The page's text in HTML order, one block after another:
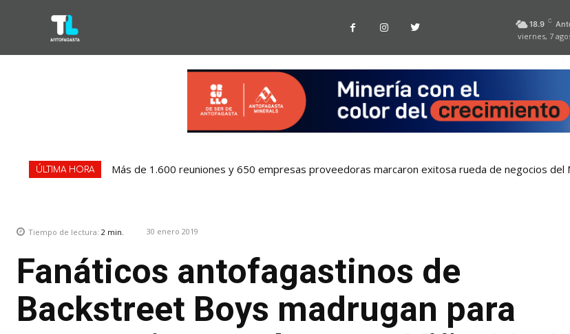
18.9 C
viernes, 7
ÚLTIMA HORA Más de 1.600 reuniones y 650 empresas proveedoras marcaron exitosa rueda de negocios del
Tiempo de lectura: 2 min. 30 enero 2019
Fanáticos antofagastinos de
Backstreet Boys madrugan para